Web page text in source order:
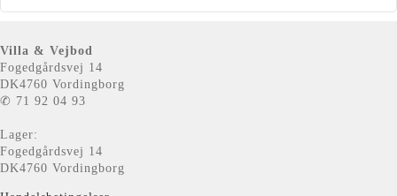
Villa & Vejbod
Fogedgårdsvej 14
DK4760 Vordingborg
✆ 71 92 04 93
Lager:
Fogedgårdsvej 14
DK4760 Vordingborg